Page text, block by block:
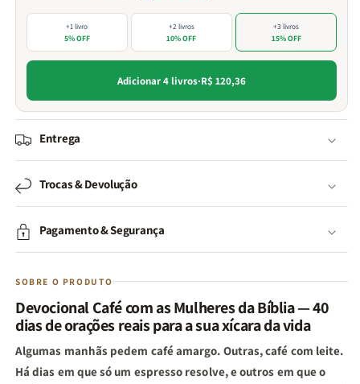
+1 livro
5% OFF
+2 livros
10% OFF
+3 livros
15% OFF
Adicionar 4 livros·R$ 120,36
Entrega
Trocas & Devolução
Pagamento & Segurança
SOBRE O PRODUTO
Devocional Café com as Mulheres da Bíblia — 40
dias de orações reais para a sua xícara da vida
Algumas manhãs pedem café amargo. Outras, café com leite.
Há dias em que só um espresso resolve, e outros em que o